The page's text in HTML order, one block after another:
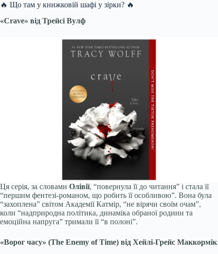
🔥 Що там у книжковій шафі у зірки? 🔥
«Crave» від Трейсі Вулф
Ця серія, за словами Олівії, “повернула її до читання” і стала її
“першим фентезі-романом, що робить її особливою”. Вона була
“захоплена” світом Академії Катмір, “не вірячи своїм очам”,
коли “надприродна політика, динаміка обраної родини та
емоційна напруга” тримали її “в полоні”.
«Ворог часу» (The Enemy of Time) від Хейлі-Грейс Маккормік